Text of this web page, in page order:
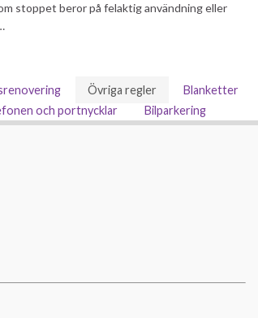
stoppet beror på felaktig användning eller
Övriga regler
Blanketter
och portnycklar Bilparkering